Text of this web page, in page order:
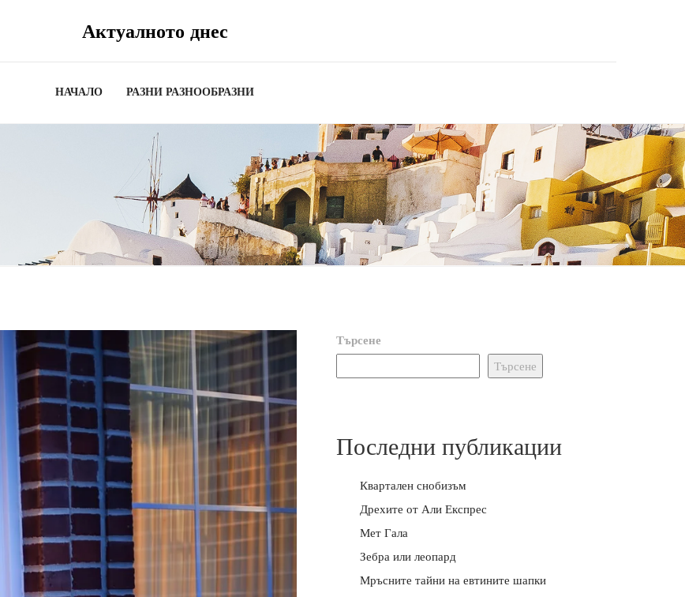
Актуалното днес
НАЧАЛО РАЗНИ РАЗНООБРАЗНИ
Търсене
Търсене
Последни публикации
Квартален снобизъм
Дрехите от Али Експрес
Мет Гала
Зебра или леопард
Мръсните тайни на евтините шапки